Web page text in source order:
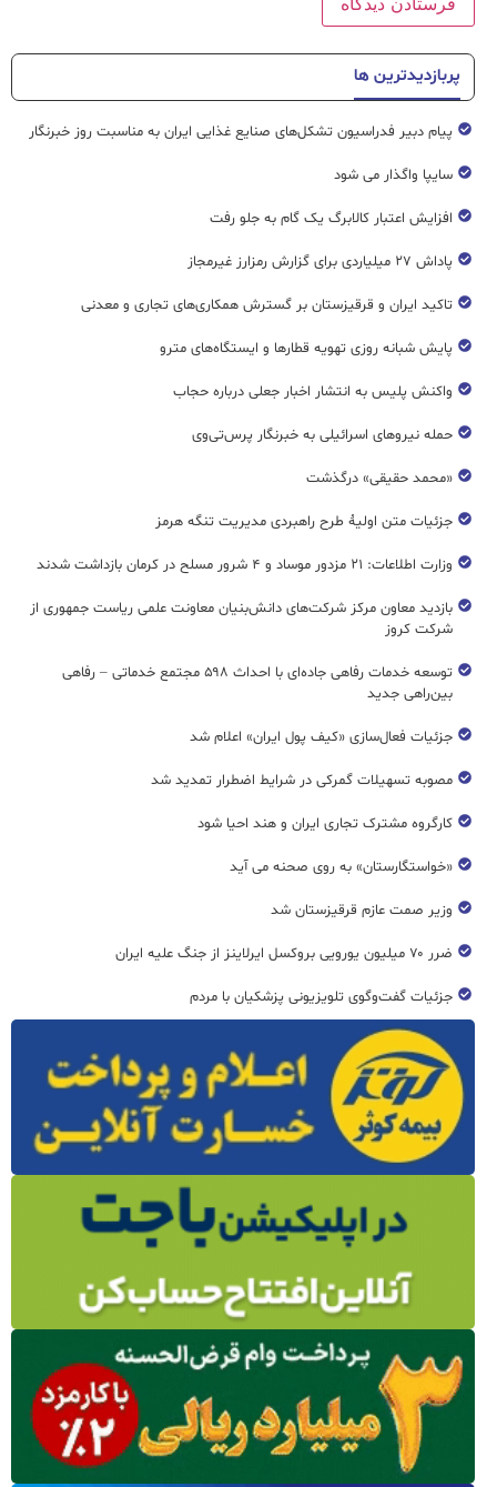
پربازدیدترین ها
پیام دبیر فدراسیون تشکل‌های صنایع غذایی ایران به مناسبت روز خبرنگار
سایپا واگذار می شود
افزایش اعتبار کالابرگ یک گام به جلو رفت
پاداش ۲۷ میلیاردی برای گزارش رمزارز غیرمجاز
تاکید ایران و قرقیزستان بر گسترش همکاری‌های تجاری و معدنی
پایش شبانه روزی تهویه قطار‌ها و ایستگاه‌های مترو
واکنش پلیس به انتشار اخبار جعلی درباره حجاب
حمله نیروهای اسرائیلی به خبرنگار پرس‌تی‌وی
«محمد حقیقی» درگذشت
جزئیات متن اولیۀ طرح راهبردی مدیریت تنگه هرمز
وزارت اطلاعات: ۲۱ مزدور موساد و ۴ شرور مسلح در کرمان بازداشت شدند
بازدید معاون مرکز شرکت‌های دانش‌بنیان معاونت علمی ریاست جمهوری از
شرکت کروز
توسعه خدمات رفاهی جاده‌ای با احداث ۵۹۸ مجتمع خدماتی – رفاهی
بین‌راهی جدید
جزئیات فعال‌سازی «کیف پول ایران» اعلام شد
مصوبه تسهیلات گمرکی در شرایط اضطرار تمدید شد
کارگروه مشترک تجاری ایران و هند احیا شود
«خواستگارستان» به روی صحنه می آید
وزیر صمت عازم قرقیزستان شد
ضرر ۷۰ میلیون یورویی بروکسل ایرلاینز از جنگ علیه ایران
جزئیات گفت‌وگوی تلویزیونی پزشکیان با مردم